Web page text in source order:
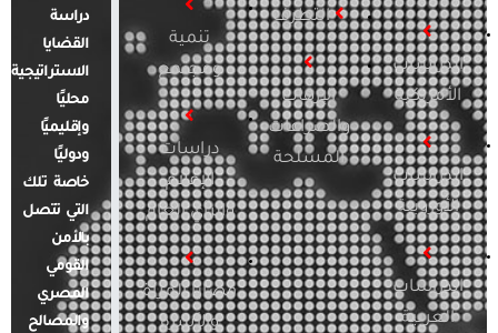
الدراسات
الأمريكية
الدراسات
الأوروبية
الدراسات
العربية
التطرف
الإرهاب
والصراعات
المسلحة
تنمية
ومجتمع
دراسات
الإعلام
والرأي العام
قضايا المرأة
والأسرة
دراسة
القضايا
الاستراتيجية
محليًا
وإقليميًا
ودوليًا
خاصة تلك
التي تتصل
بالأمن
القومي
المصري
والمصالح